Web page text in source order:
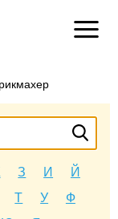
З И
Й
Т У
Ф